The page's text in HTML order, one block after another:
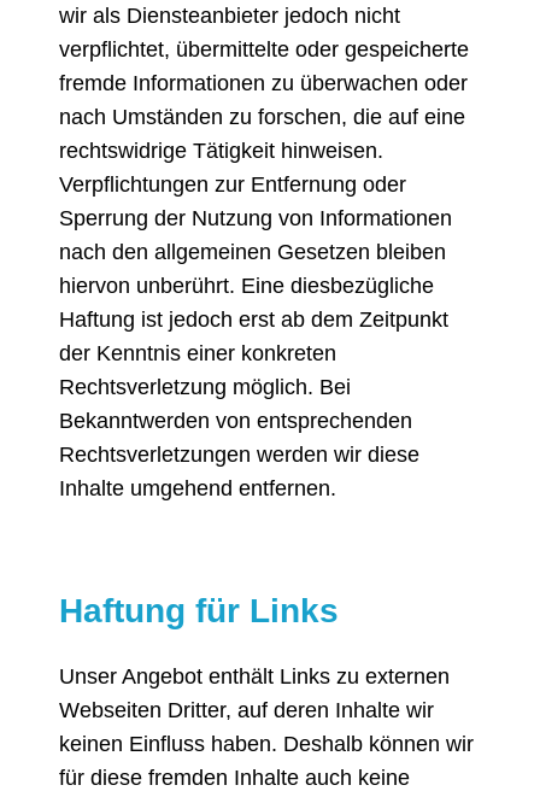
wir als Diensteanbieter jedoch nicht
verpflichtet, übermittelte oder gespeicherte
fremde Informationen zu überwachen oder
nach Umständen zu forschen, die auf eine
rechtswidrige Tätigkeit hinweisen.
Verpflichtungen zur Entfernung oder
Sperrung der Nutzung von Informationen
nach den allgemeinen Gesetzen bleiben
hiervon unberührt. Eine diesbezügliche
Haftung ist jedoch erst ab dem Zeitpunkt
der Kenntnis einer konkreten
Rechtsverletzung möglich. Bei
Bekanntwerden von entsprechenden
Rechtsverletzungen werden wir diese
Inhalte umgehend entfernen.
Haftung für Links
Unser Angebot enthält Links zu externen
Webseiten Dritter, auf deren Inhalte wir
keinen Einfluss haben. Deshalb können wir
für diese fremden Inhalte auch keine